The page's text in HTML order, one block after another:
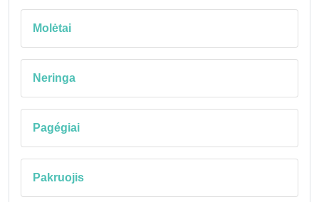
Molėtai
Neringa
Pagégiai
Pakruojis